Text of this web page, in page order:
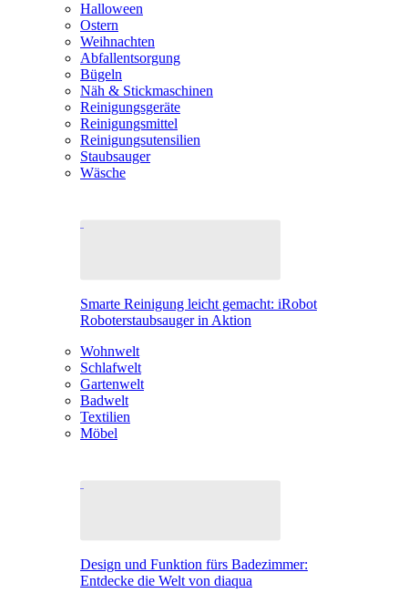
Halloween
Ostern
Weihnachten
Abfallentsorgung
Bügeln
Näh & Stickmaschinen
Reinigungsgeräte
Reinigungsmittel
Reinigungsutensilien
Staubsauger
Wäsche
Smarte Reinigung leicht gemacht: iRobot
Roboterstaubsauger in Aktion
Wohnwelt
Schlafwelt
Gartenwelt
Badwelt
Textilien
Möbel
Design und Funktion fürs Badezimmer:
Entdecke die Welt von diaqua